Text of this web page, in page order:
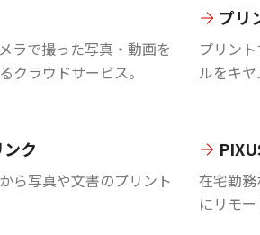
ラで撮った写真・動画を
クラウドサービス。
プリ
プリン
ルをキ
ク
ら写真や文書のプリント
在宅勤
にリモー